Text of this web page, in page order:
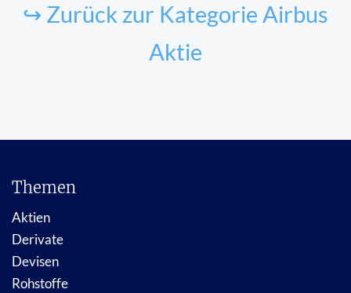
↪ Zurück zur Kategorie Airbus
Aktie
Themen
Aktien
Derivate
Devisen
Rohstoffe